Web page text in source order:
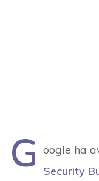
G oogle ha
Security